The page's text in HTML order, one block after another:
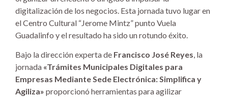
digitalización de los negocios. Esta jornada tuvo lugar en
el Centro Cultural “Jerome Mintz” punto Vuela
Guadalinfo y el resultado ha sido un rotundo éxito.
Bajo la dirección experta de Francisco José Reyes, la
jornada «Trámites Municipales Digitales para
Empresas Mediante Sede Electrónica: Simplifica y
Agiliza» proporcionó herramientas para agilizar